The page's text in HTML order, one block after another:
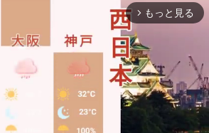
arrow_forward_ios もっと見る